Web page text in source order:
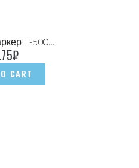
E-500...
₽
CART